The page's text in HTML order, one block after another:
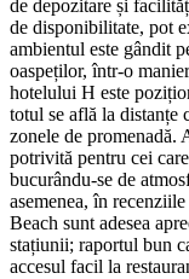
de depozitare și
de disponibilitate, pot
ambientul este gândit
oaspeților, într-o
hotelului H este
totul se află la distanțe
zonele de promenadă.
potrivită pentru cei
bucurându-se de
asemenea, în
Beach sunt adesea
stațiunii; raportul bun
accesul facil la